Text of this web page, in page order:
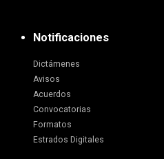
Notificaciones
Dictámenes
Avisos
Acuerdos
Convocatorias
Formatos
Estrados Digitales